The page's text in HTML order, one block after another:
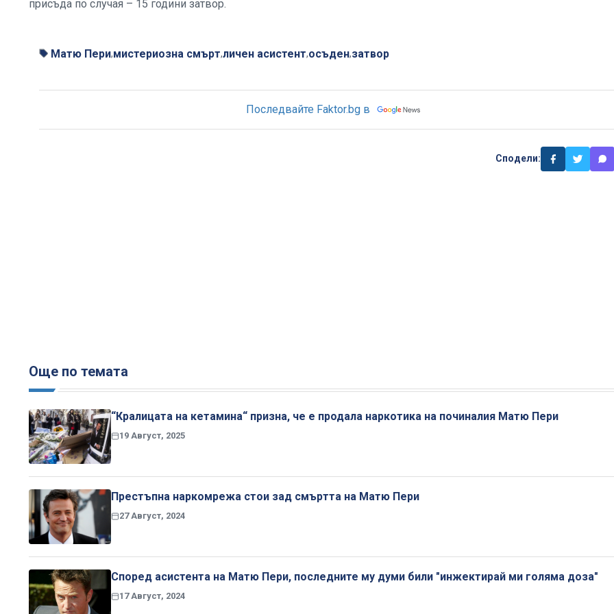
присъда по случая – 15 години затвор.
Матю Пери,мистериозна смърт,личен асистент,осъден,затвор
Последвайте Faktor.bg в
Сподели:
Още по темата
“Кралицата на кетамина“ призна, че е продала наркотика на починалия Матю Пери
19 Август, 2025
Престъпна наркомрежа стои зад смъртта на Матю Пери
27 Август, 2024
Според асистента на Матю Пери, последните му думи били "инжектирай ми голяма доза"
17 Август, 2024